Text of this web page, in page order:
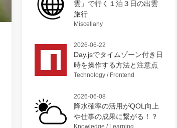
雲」で行く１泊３日の出雲
旅行
Miscellany
2026-06-22
Day.jsでタイムゾーン付き日
時を操作する方法と注意点
Technology / Frontend
2026-06-08
降水確率の活用がQOL向上
や仕事の成果に繋がる！？
Knowledge / Learning